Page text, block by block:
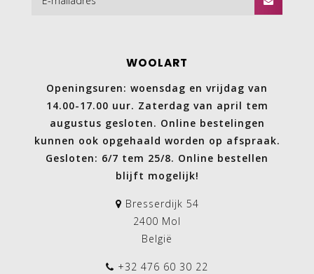
WOOLART
Openingsuren: woensdag en vrijdag van
14.00-17.00 uur. Zaterdag van april tem
augustus gesloten. Online bestelingen
kunnen ook opgehaald worden op afspraak.
Gesloten: 6/7 tem 25/8. Online bestellen
blijft mogelijk!
Bresserdijk 54
2400 Mol
België
+32 476 60 30 22